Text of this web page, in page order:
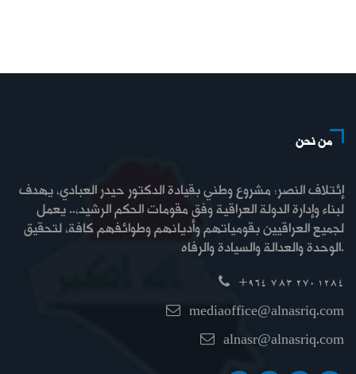
من نحن
إئتلاف النصر: مشروع وطني بقيادة الدكتور حيدر العبادي، يهدف
لبناء وإدارة الدولة العراقية وفق مقومات الحكم الرشيد،.. يعمل
لجميع العراقيين بقومياتهم وأديانهم وطوائفهم كافة، لتحقيق
الوحدة والعدالة والسيادة والرفاه.
+964 783 270 1284
mediaoffice@alnasriq.com
alnasr@alnasriq.com